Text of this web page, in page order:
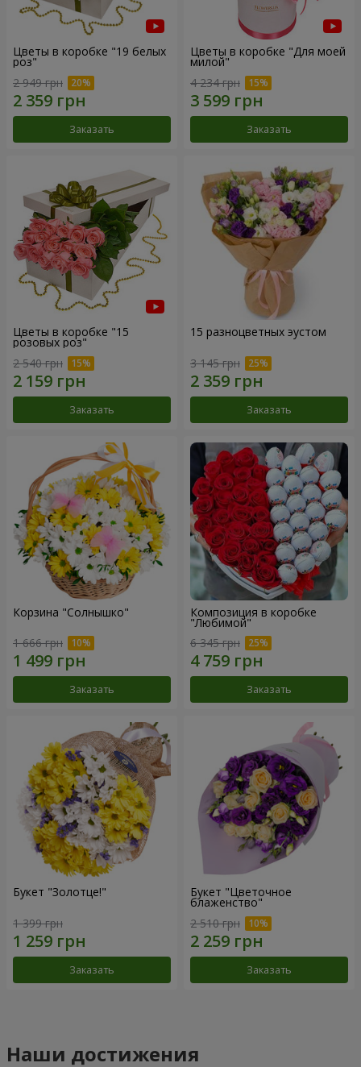
Цветы в коробке "19 белых
роз"
2 949 грн
Заказать
Цветы в коробке "Для моей
милой"
4 234 грн
Заказать
Цветы в коробке "15
розовых роз"
2 540 грн
Заказать
15 разноцветных эустом
3 145 грн
Заказать
Корзина "Солнышко"
1 666 грн
Заказать
Композиция в коробке
"Любимой"
6 345 грн
Заказать
Букет "Золотце!"
1 399 грн
Заказать
Букет "Цветочное
блаженство"
2 510 грн
Заказать
Наши достижения